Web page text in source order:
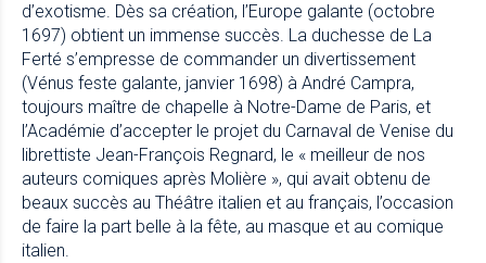
d’exotisme. Dès sa création, l’Europe galante (octobre
1697) obtient un immense succès. La duchesse de La
Ferté s’empresse de commander un divertissement
(Vénus feste galante, janvier 1698) à André Campra,
toujours maître de chapelle à Notre-Dame de Paris, et
l’Académie d’accepter le projet du Carnaval de Venise du
librettiste Jean-François Regnard, le « meilleur de nos
auteurs comiques après Molière », qui avait obtenu de
beaux succès au Théâtre italien et au français, l’occasion
de faire la part belle à la fête, au masque et au comique
italien.